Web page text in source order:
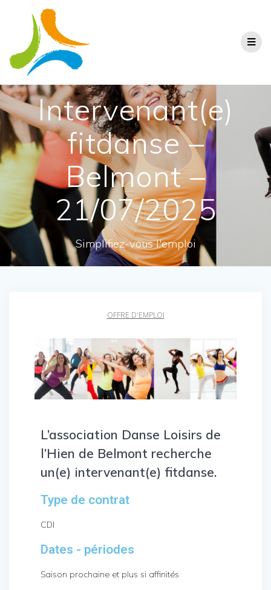
Intervenant(e)
fitdanse –
Belmont –
21/07/2025
Simplifiez-vous l'emploi
OFFRE D'EMPLOI
L’association Danse Loisirs de
l’Hien de Belmont recherche
un(e) intervenant(e) fitdanse.
Type de contrat
CDI
Dates - périodes
Saison prochaine et plus si affinités